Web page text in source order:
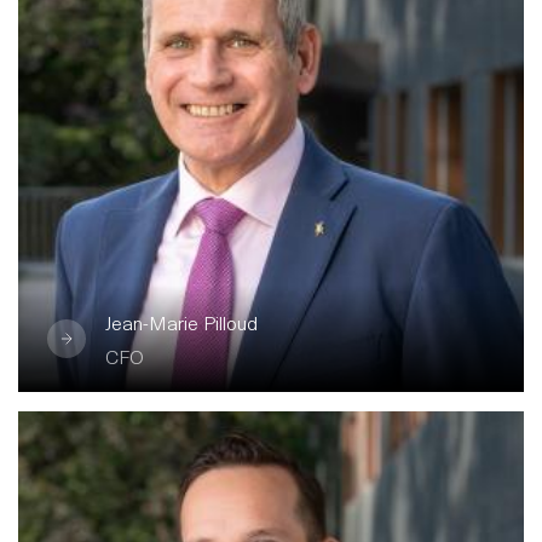
Fermer
CFO
Etudes en comptabilité achevées, il a 40 ans
d’expérience professionnelle. Il a occupé
pendant son parcours des fonctions
similaires dans les secteurs de l’industrie, la
fiduciaire et les finances internationales. Il a
rejoint la société en 2015 comme membre
de la Direction et en charge des finances, de
la comptabilité et du contrôle de gestion.
Fermer
Jean-Marie Pilloud
CFO
Ambroise Cordonier